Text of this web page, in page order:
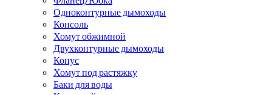
Одноконтурные дымоходы
Консоль
Хомут обжимной
Двухконтурные дымоходы
Конус
Хомут под растяжку
Баки для воды